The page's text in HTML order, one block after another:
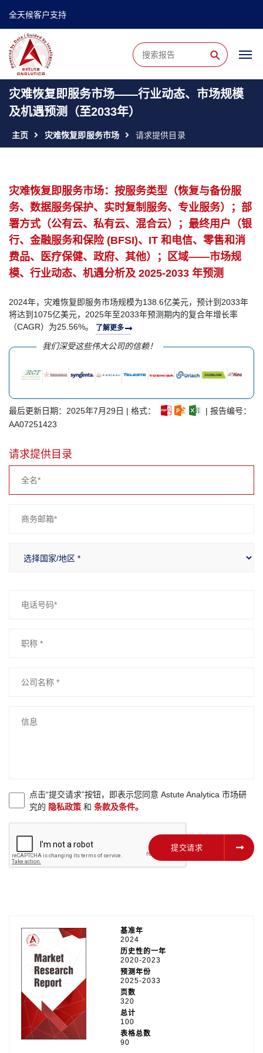
全天候客户支持
⚲
灾难恢复即服务市场——行业动态、市场规模
及机遇预测（至2033年）
主页 灾难恢复即服务市场 请求提供目录
灾难恢复即服务市场：按服务类型（恢复与备份服
务、数据服务保护、实时复制服务、专业服务）；部
署方式（公有云、私有云、混合云）；最终用户（银
行、金融服务和保险 (BFSI)、IT 和电信、零售和消
费品、医疗保健、政府、其他）；区域——市场规
模、行业动态、机遇分析及 2025-2033 年预测
2024年，灾难恢复即服务市场规模为138.6亿美元，预计到2033年
将达到1075亿美元，2025年至2033年预测期内的复合年增长率
（CAGR）为25.56%。
了解更多
我们深受这些伟大公司的信赖！
最后更新日期：2025年7月29日 | 格式：
| 报告编号：
AA07251423
请求提供目录
点击“提交请求”按钮，即表示您同意 Astute Analytica 市场研
究的 隐私政策 和条款及条件。
提交请求
基准年
2024
历史性的一年
2020-2023
预测年份
2025-2033
页数
320
总计
100
表格总数
90